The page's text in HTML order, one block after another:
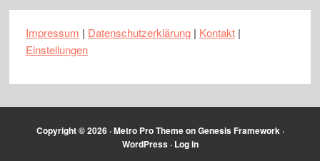
Impressum | Datenschutzerklärung| Kontakt|
Einstellungen
Copyright © 2026 ·Metro Pro ThemeonGenesis Framework·
WordPress· Log in